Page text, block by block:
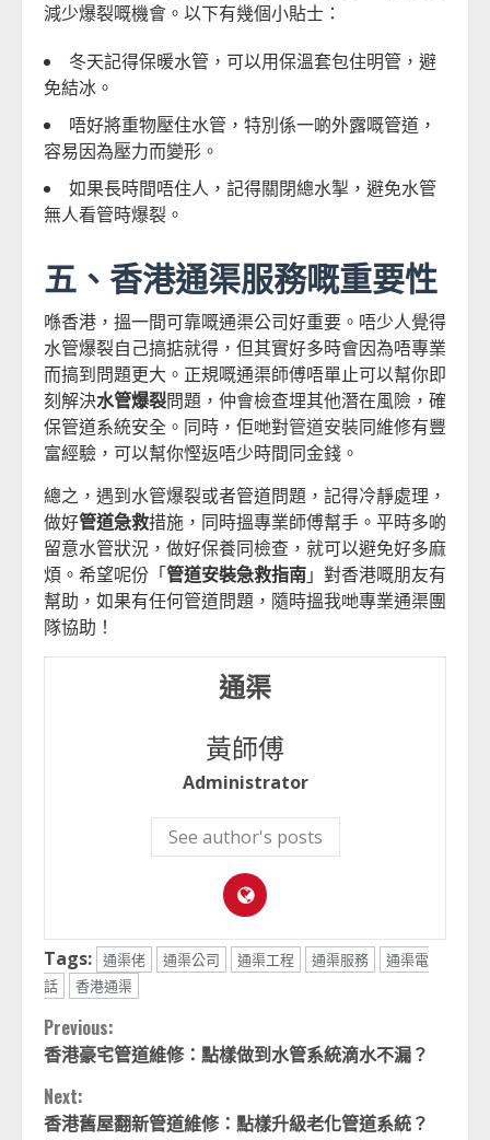
減少爆裂嘅機會。以下有幾個小貼士：
冬天記得保暖水管，可以用保溫套包住明管，避
免結冰。
唔好將重物壓住水管，特別係一啲外露嘅管道，
容易因為壓力而變形。
如果長時間唔住人，記得關閉總水掣，避免水管
無人看管時爆裂。
五、香港通渠服務嘅重要性
喺香港，搵一間可靠嘅通渠公司好重要。唔少人覺得
水管爆裂自己搞掂就得，但其實好多時會因為唔專業
而搞到問題更大。正規嘅通渠師傅唔單止可以幫你即
刻解決水管爆裂問題，仲會檢查埋其他潛在風險，確
保管道系統安全。同時，佢哋對管道安裝同維修有豐
富經驗，可以幫你慳返唔少時間同金錢。
總之，遇到水管爆裂或者管道問題，記得冷靜處理，
做好管道急救措施，同時搵專業師傅幫手。平時多啲
留意水管狀況，做好保養同檢查，就可以避免好多麻
煩。希望呢份「管道安裝急救指南」對香港嘅朋友有
幫助，如果有任何管道問題，隨時搵我哋專業通渠團
隊協助！
通渠
黃師傅
Administrator
See author's posts
Tags: 通渠佬 通渠公司 通渠工程 通渠服務
通渠電
話
香港通渠
Continue
Reading
Previous:
香港豪宅管道維修：點樣做到水管系統滴水不漏？
Next:
香港舊屋翻新管道維修：點樣升級老化管道系統？